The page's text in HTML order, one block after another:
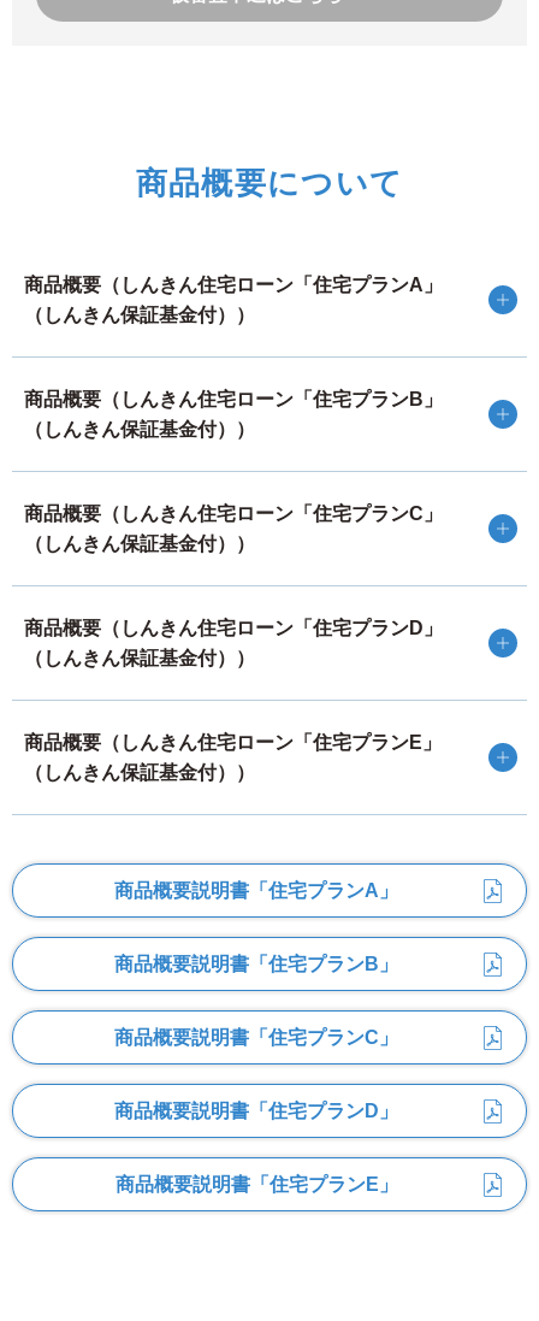
は、ご連絡した審査結果の内容にかかわらず、ご希望に添
込書等は返却できません。また、審査内容につきましては
お答えできませんので、予めご了承ください。
り内容を暗号化させていただきますので、ご安心くださ
い。
ご了承ください。
本サービスによりお申込みいただく場合は、以下の「同意
個人情報の取扱いに関する同意条項
水沢信用金庫に対する同意条項
（以下、「金庫」といいます。）が、本申込みに対する
与信取引上の判断および法令等に基づく本人確認や利用
得、保有、利用することに同意します。
私は、金庫が加盟する個人信用情報機関および同機関と
提携する個人信用情報機関に私の個人情報（当該各機関
ほか、当該各機関によって登録される不渡情報、破産等
庫がそれを与信取引上の判断（返済能力または転居先の
調査をいう。ただし、信用金庫法施行規則第110条等に
より、返済能力に関する情報については返済能力の調査
の目的に限る。以下同じ。）のために利用することに同
意します。
報機関を利用した場合、私は、その利用した日および本
申込みの内容等が同機関に1年を超えない期間登録され、
めに利用されることに同意します。
前2項に規定する個人信用情報機関は次のとおりです。各
機関の加盟資格、会員名等は各機関のホームページに掲
載されております。
商品概要について
商品概要（しんきん住宅ローン「住宅プランA」
（しんきん保証基金付））
商品概要（しんきん住宅ローン「住宅プランB」
（しんきん保証基金付））
商品概要（しんきん住宅ローン「住宅プランC」
（しんきん保証基金付））
商品概要（しんきん住宅ローン「住宅プランD」
（しんきん保証基金付））
商品概要（しんきん住宅ローン「住宅プランE」
（しんきん保証基金付））
商品概要説明書 「住宅プランA」
商品概要説明書 「住宅プランB」
商品概要説明書 「住宅プランC」
商品概要説明書 「住宅プランD」
商品概要説明書「住宅プランE」